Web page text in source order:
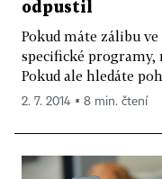
odpustil
Pokud máte zálibu
specifické programy,
Pokud ale hledáte
2. 7. 2014 ▪ 8 min. čtení